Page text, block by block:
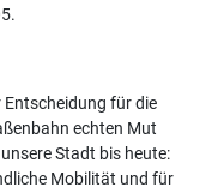
Entscheidung für die
echten Mut
Stadt bis heute:
Mobilität und für